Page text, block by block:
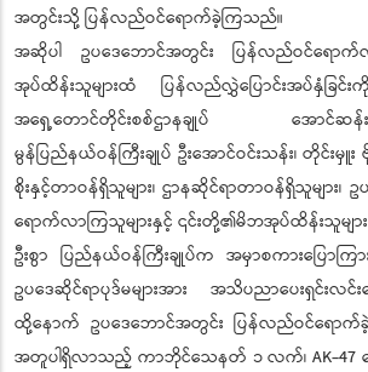
အတွင်းသို့ ပြန်လည်ဝင်ရောက်ခဲ့ကြသည်။
အဆိုပါ ဥပဒေဘောင်အတွင်း ပြန်လည်ဝင်ရောက်
အုပ်ထိန်းသူများထံ ပြန်လည်လွှဲပြောင်းအပ်နှံခြ
အရှေ့တောင်တိုင်းစစ်ဌာနချုပ် အောင်ဆန်းခန်
မွန်ပြည်နယ်ဝန်ကြီးချုပ် ဦးအောင်ဝင်းသန်း၊ တိုင်းမှူ
စိုးနှင့်တာဝန်ရှိသူများ၊ ဌာနဆိုင်ရာတာဝန်ရှိသူများ
ရောက်လာကြသူများနှင့် ၎င်းတို့၏မိဘအုပ်ထိန်းသူမ
ဦးစွာ ပြည်နယ်ဝန်ကြီးချုပ်က အမှာစကားပြောကြ
ဥပဒေဆိုင်ရာပုဒ်မများအား အသိပညာပေးရှင်းလင်း
ထို့နောက် ဥပဒေဘောင်အတွင်း ပြန်လည်ဝင်ရောက်
အတူပါရှိလာသည့် ကာဘိုင်သေနတ် ၁ လက်၊ AK-47